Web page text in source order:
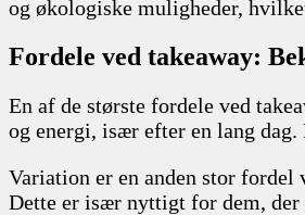
og økologiske muligheder,
Fordele ved takeaway:
En af de største fordele ved
og energi, især efter en lang
Variation er en anden stor
Dette er især nyttigt for dem, der